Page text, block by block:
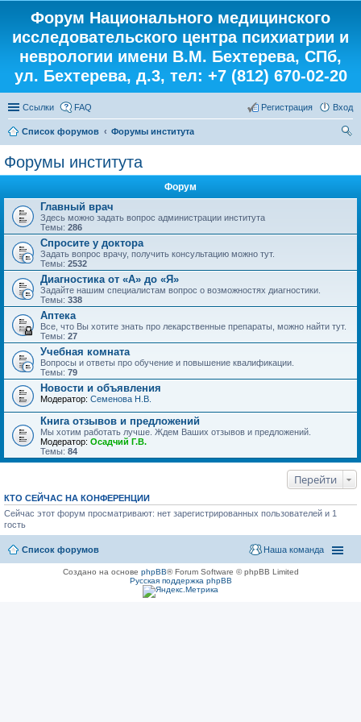
Форум Национального медицинского
исследовательского центра психиатрии и
неврологии имени В.М. Бехтерева, СПб,
ул. Бехтерева, д.3, тел: +7 (812) 670-02-20
Ссылки FAQ Вход
Регистрация
Список форумов
Форумы института
Форумы института
Форум
Главный врач
Здесь можно задать вопрос администрации института
Темы: 286
Спросите у доктора
Задать вопрос врачу, получить консультацию можно тут.
Темы: 2532
Диагностика от «А» до «Я»
Задайте нашим специалистам вопрос о возможностях диагностики.
Темы: 338
Аптека
Все, что Вы хотите знать про лекарственные препараты, можно найти тут.
Темы: 27
Учебная комната
Вопросы и ответы про обучение и повышение квалификации.
Темы: 79
Новости и объявления
Модератор: Семенова Н.В.
Книга отзывов и предложений
Мы хотим работать лучше. Ждем Ваших отзывов и предложений.
Модератор: Осадчий Г.В.
Темы: 84
Перейти
КТО СЕЙЧАС НА КОНФЕРЕНЦИИ
Сейчас этот форум просматривают: нет зарегистрированных пользователей и 1
гость
Список форумов Наша команда
Создано на основе phpBB® Forum Software © phpBB Limited
Русская поддержка phpBB